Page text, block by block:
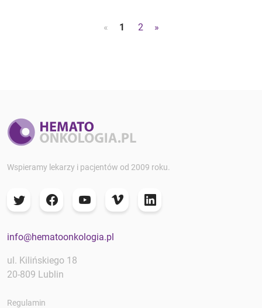
« 1 2 »
Wspieramy lekarzy i pacjentów od 2009 roku.
info@hematoonkologia.pl
ul. Kilińskiego 18
20-809 Lublin
Regulamin